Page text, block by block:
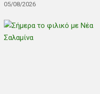
05/08/2026